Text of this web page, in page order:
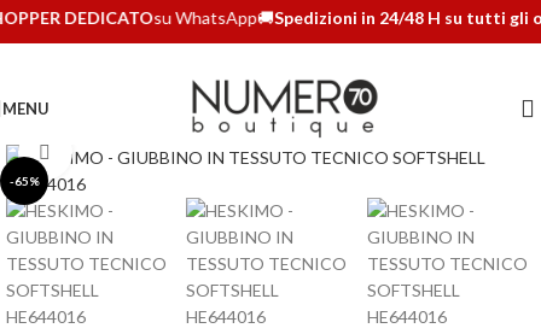
DEDICATOsu WhatsApp🚚Spedizioni in 24/48 H su tutti gli
MENU
-65%
Clicca per ingrandire